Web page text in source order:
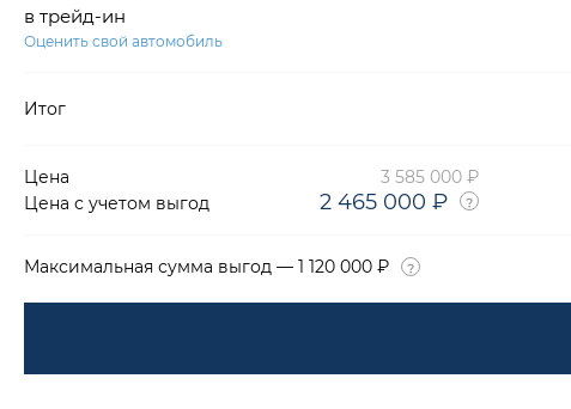
в трейд-ин
Оценить свой автомобиль
Итог
Цена
3 585 000 ₽
Цена с учетом выгод
2 465 000 ₽
Максимальная сумма выгод — 1 120 000 ₽